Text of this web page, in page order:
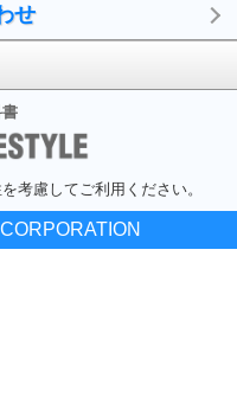
せ
書
考慮してご利用ください。